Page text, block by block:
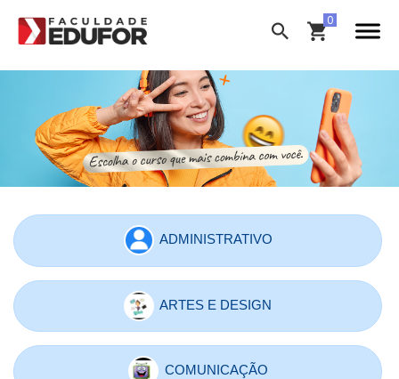
ADMINISTRATIVO
ARTES E DESIGN
COMUNICAÇÃO